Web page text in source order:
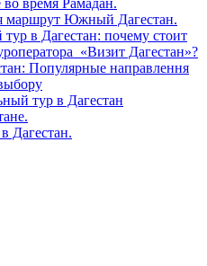
время Рамадан.
маршрут Южный Дагестан.
в Дагестан: почему стоит
«Визит Дагестан»?
Популярные направлення
тур в Дагестан
Дагестан.